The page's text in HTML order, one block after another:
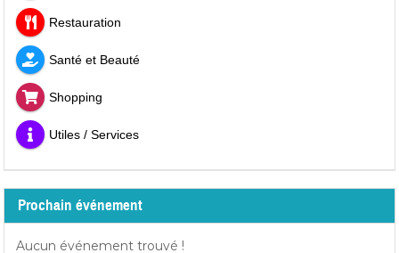
Restauration
Santé et Beauté
Shopping
Utiles / Services
Prochain événement
Aucun événement trouvé !